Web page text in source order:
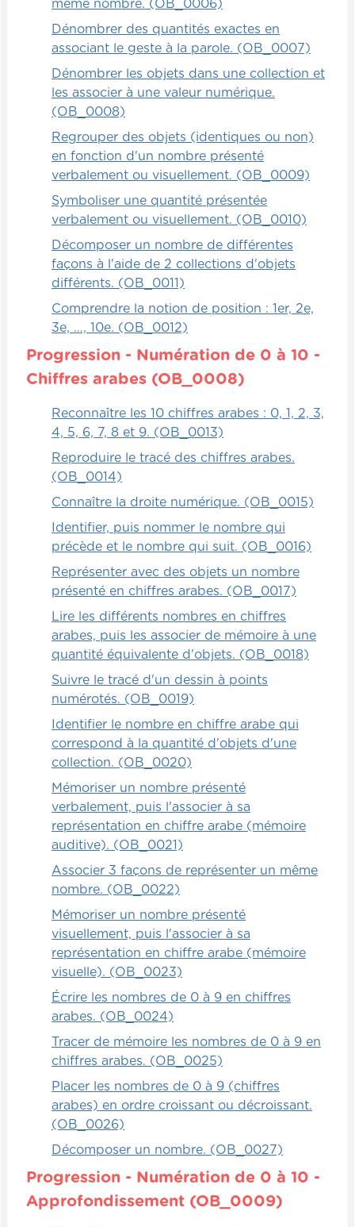
même nombre. (OB_0006)
Dénombrer des quantités exactes en
associant le geste à la parole. (OB_0007)
Dénombrer les objets dans une collection et
les associer à une valeur numérique.
(OB_0008)
Regrouper des objets (identiques ou non)
en fonction d'un nombre présenté
verbalement ou visuellement. (OB_0009)
Symboliser une quantité présentée
verbalement ou visuellement. (OB_0010)
Décomposer un nombre de différentes
façons à l'aide de 2 collections d'objets
différents. (OB_0011)
Comprendre la notion de position : 1er, 2e,
3e, …, 10e. (OB_0012)
Progression - Numération de 0 à 10 -
Chiffres arabes (OB_0008)
Reconnaître les 10 chiffres arabes : 0, 1, 2, 3,
4, 5, 6, 7, 8 et 9. (OB_0013)
Reproduire le tracé des chiffres arabes.
(OB_0014)
Connaître la droite numérique. (OB_0015)
Identifier, puis nommer le nombre qui
précède et le nombre qui suit. (OB_0016)
Représenter avec des objets un nombre
présenté en chiffres arabes. (OB_0017)
Lire les différents nombres en chiffres
arabes, puis les associer de mémoire à une
quantité équivalente d'objets. (OB_0018)
Suivre le tracé d'un dessin à points
numérotés. (OB_0019)
Identifier le nombre en chiffre arabe qui
correspond à la quantité d'objets d'une
collection. (OB_0020)
Mémoriser un nombre présenté
verbalement, puis l'associer à sa
représentation en chiffre arabe (mémoire
auditive). (OB_0021)
Associer 3 façons de représenter un même
nombre. (OB_0022)
Mémoriser un nombre présenté
visuellement, puis l'associer à sa
représentation en chiffre arabe (mémoire
visuelle). (OB_0023)
Écrire les nombres de 0 à 9 en chiffres
arabes. (OB_0024)
Tracer de mémoire les nombres de 0 à 9 en
chiffres arabes. (OB_0025)
Placer les nombres de 0 à 9 (chiffres
arabes) en ordre croissant ou décroissant.
(OB_0026)
Décomposer un nombre. (OB_0027)
Progression - Numération de 0 à 10 -
Approfondissement (OB_0009)